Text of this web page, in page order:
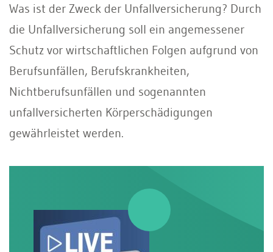
Was ist der Zweck der Unfallversicherung? Durch
die Unfallversicherung soll ein angemessener
Schutz vor wirtschaftlichen Folgen aufgrund von
Berufsunfällen, Berufskrankheiten,
Nichtberufsunfällen und sogenannten
unfallversicherten Körperschädigungen
gewährleistet werden.